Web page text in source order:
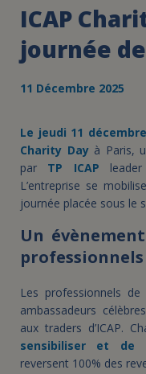
ICAP
journée
11 Décembre 2025
Le jeudi 11
Charity Dayà Paris,
par TP ICAP
L’entreprise se
journée placée sous le
Un
Les professionnels
ambassadeurs
aux traders d’ICAP.
sensibiliser et de
reversent 100% des